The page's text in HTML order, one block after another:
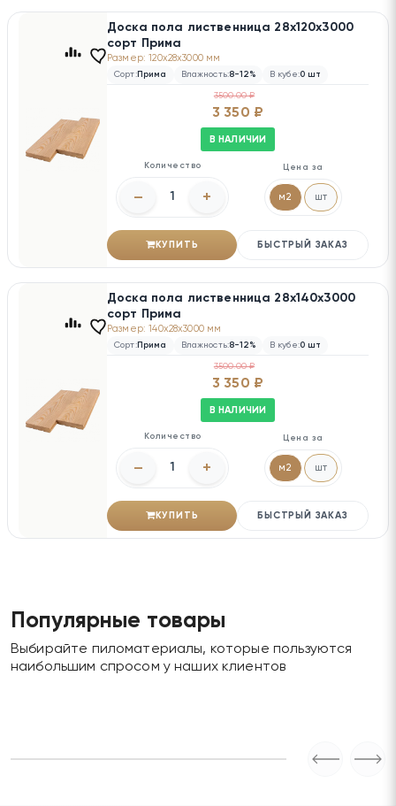
Доска пола лиственница 28х120х3000
сорт Прима
Размер: 120x28x3000 мм
Сорт:Прима Влажность:8-12% В кубе:0 шт
3500.00 ₽
3 350 ₽
В НАЛИЧИИ
Количество
– +
Цена за
м2 шт
КУПИТЬ БЫСТРЫЙ ЗАКАЗ
Доска пола лиственница 28х140х3000
сорт Прима
Размер: 140x28x3000 мм
Сорт:Прима Влажность:8-12% В кубе:0 шт
3500.00 ₽
3 350 ₽
В НАЛИЧИИ
Количество
– +
Цена за
м2 шт
КУПИТЬ БЫСТРЫЙ ЗАКАЗ
Популярные товары
Выбирайте пиломатериалы, которые пользуются
наибольшим спросом у наших клиентов